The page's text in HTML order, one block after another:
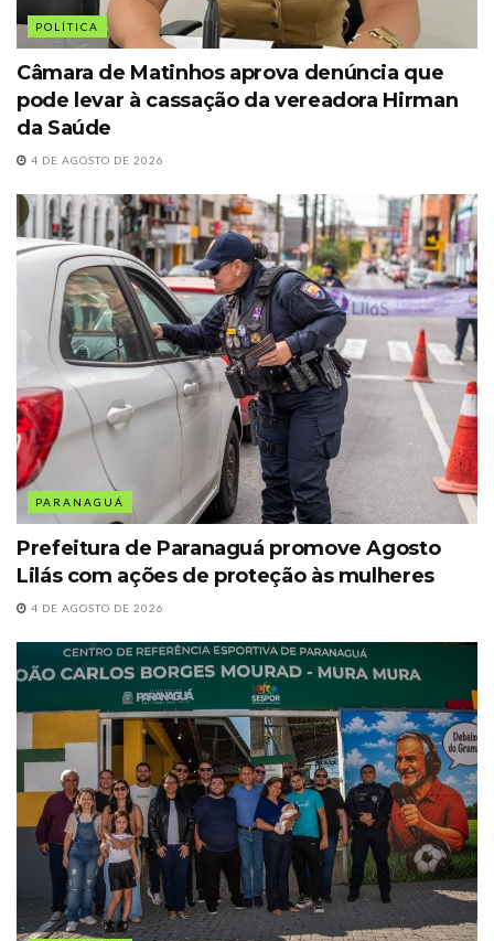
POLÍTICA
Câmara de Matinhos aprova denúncia que
pode levar à cassação da vereadora Hirman
da Saúde
4 DE AGOSTO DE 2026
PARANAGUÁ
Prefeitura de Paranaguá promove Agosto
Lilás com ações de proteção às mulheres
4 DE AGOSTO DE 2026